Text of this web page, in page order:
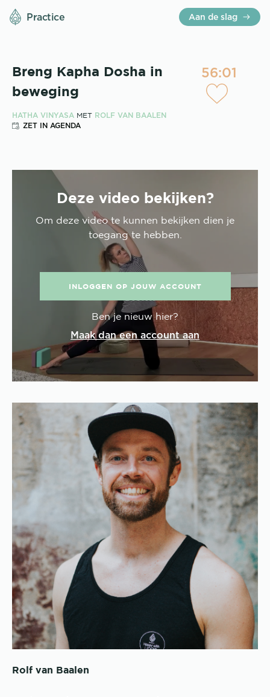
Practice Aan de slag
Breng Kapha Dosha in
beweging
56:01
HATHA VINYASAMET ROLF VAN BAALEN
ZET IN AGENDA
Deze video bekijken?
Om deze videote kunnen bekijken dien je
toegang te hebben.
INLOGGEN OP JOUW ACCOUNT
Ben je nieuw hier?
Maak dan een account aan
Rolf van Baalen